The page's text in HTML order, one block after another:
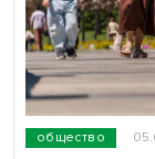
общество